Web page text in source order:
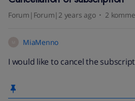
Forum|Forum|2 years ago 2
MiaMenno
I would like to cancel the